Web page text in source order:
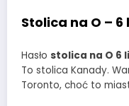
Stolica na O – 6
Hasło stolica na O 6
To stolica Kanady.
Toronto, choć to